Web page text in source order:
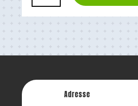
Poche
couteau
Adresse